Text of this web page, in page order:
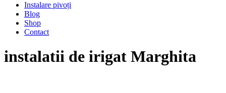
Instalare pivoți
Blog
Shop
Contact
instalatii de irigat Marghita